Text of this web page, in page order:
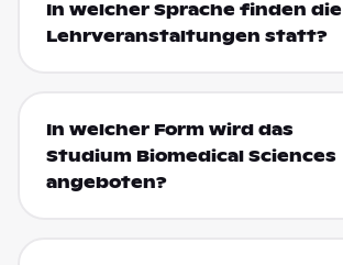
In welcher Sprache finden die
Lehrveranstaltungen statt?
In welcher Form wird das
Studium Biomedical Sciences
angeboten?